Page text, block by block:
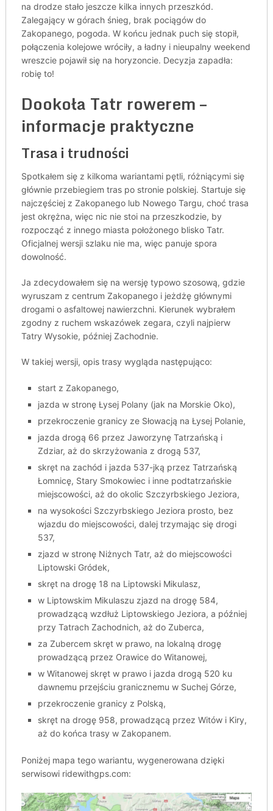
na drodze stało jeszcze kilka innych przeszkód.
Zalegający w górach śnieg, brak pociągów do
Zakopanego, pogoda. W końcu jednak puch się stopił,
połączenia kolejowe wróciły, a ładny i nieupalny weekend
wreszcie pojawił się na horyzoncie. Decyzja zapadła:
robię to!
Dookoła Tatr rowerem –
informacje praktyczne
Trasa i trudności
Spotkałem się z kilkoma wariantami pętli, różniącymi się
głównie przebiegiem tras po stronie polskiej. Startuje się
najczęściej z Zakopanego lub Nowego Targu, choć trasa
jest okrężna, więc nic nie stoi na przeszkodzie, by
rozpocząć z innego miasta położonego blisko Tatr.
Oficjalnej wersji szlaku nie ma, więc panuje spora
dowolność.
Ja zdecydowałem się na wersję typowo szosową, gdzie
wyruszam z centrum Zakopanego i jeżdżę głównymi
drogami o asfaltowej nawierzchni. Kierunek wybrałem
zgodny z ruchem wskazówek zegara, czyli najpierw
Tatry Wysokie, później Zachodnie.
W takiej wersji, opis trasy wygląda następująco:
start z Zakopanego,
jazda w stronę Łysej Polany (jak na Morskie Oko),
przekroczenie granicy ze Słowacją na Łysej Polanie,
jazda drogą 66 przez Jaworzynę Tatrzańską i
Zdziar, aż do skrzyżowania z drogą 537,
skręt na zachód i jazda 537-jką przez Tatrzańską
Łomnicę, Stary Smokowiec i inne podtatrzańskie
miejscowości, aż do okolic Szczyrbskiego Jeziora,
na wysokości Szczyrbskiego Jeziora prosto, bez
wjazdu do miejscowości, dalej trzymając się drogi
537,
zjazd w stronę Niżnych Tatr, aż do miejscowości
Liptowski Gródek,
skręt na drogę 18 na Liptowski Mikulasz,
w Liptowskim Mikulaszu zjazd na drogę 584,
prowadzącą wzdłuż Liptowskiego Jeziora, a później
przy Tatrach Zachodnich, aż do Zuberca,
za Zubercem skręt w prawo, na lokalną drogę
prowadzącą przez Orawice do Witanowej,
w Witanowej skręt w prawo i jazda drogą 520 ku
dawnemu przejściu granicznemu w Suchej Górze,
przekroczenie granicy z Polską,
skręt na drogę 958, prowadzącą przez Witów i Kiry,
aż do końca trasy w Zakopanem.
Poniżej mapa tego wariantu, wygenerowana dzięki
serwisowi ridewithgps.com: